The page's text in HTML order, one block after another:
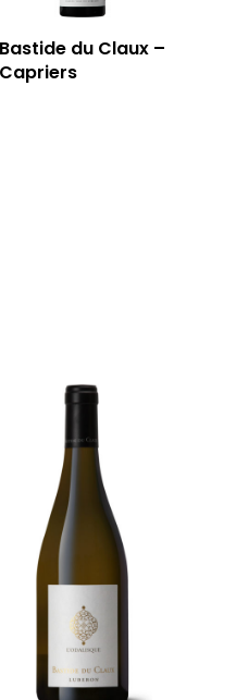
Bastide du Claux –
Capriers